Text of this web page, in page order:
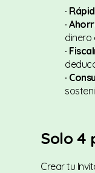
·
·
dinero
·
·
Solo 4
Crear tu